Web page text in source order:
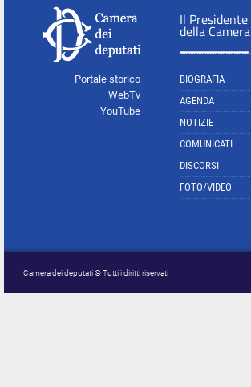
Portale storico
WebTv
YouTube
Il Presidente
della Camera
BIOGRAFIA
AGENDA
NOTIZIE
COMUNICATI
DISCORSI
FOTO/VIDEO
Camera dei deputati © Tutti i diritti riservati